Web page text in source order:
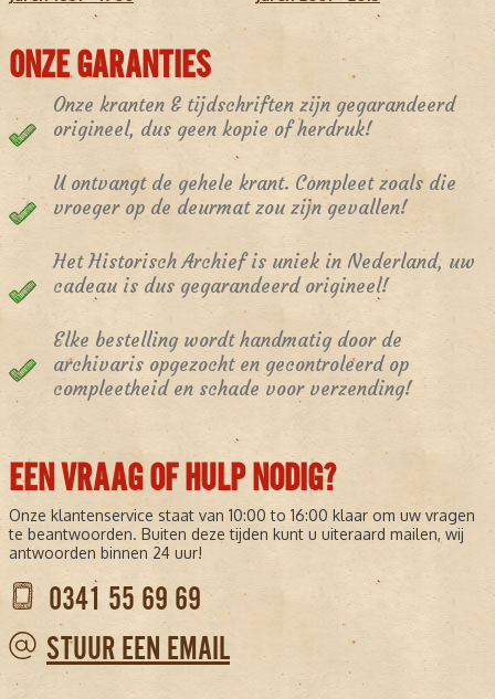
ONZE GARANTIES
Onze kranten & tijdschriften zijn gegarandeerd
origineel, dus geen kopie of herdruk!
U ontvangt de gehele krant. Compleet zoals die
vroeger op de deurmat zou zijn gevallen!
Het Historisch Archief is uniek in Nederland, uw
cadeau is dus gegarandeerd origineel!
Elke bestelling wordt handmatig door de
archivaris opgezocht en gecontroleerd op
compleetheid en schade voor verzending!
EEN VRAAG OF HULP NODIG?
Onze klantenservice staat van 10:00 to 16:00 klaar om uw vragen
te beantwoorden. Buiten deze tijden kunt u uiteraard mailen, wij
antwoorden binnen 24 uur!
0341 55 69 69
STUUR EEN EMAIL